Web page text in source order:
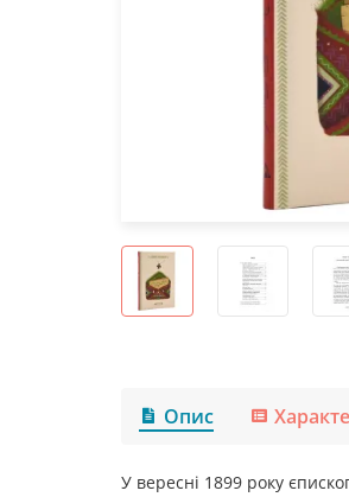
Опис
У вересні 1899 року